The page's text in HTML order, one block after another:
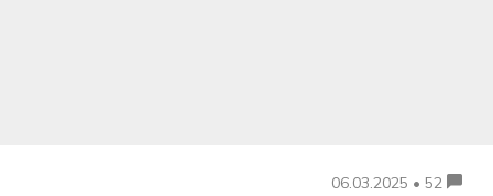
06.03.2025 • 52